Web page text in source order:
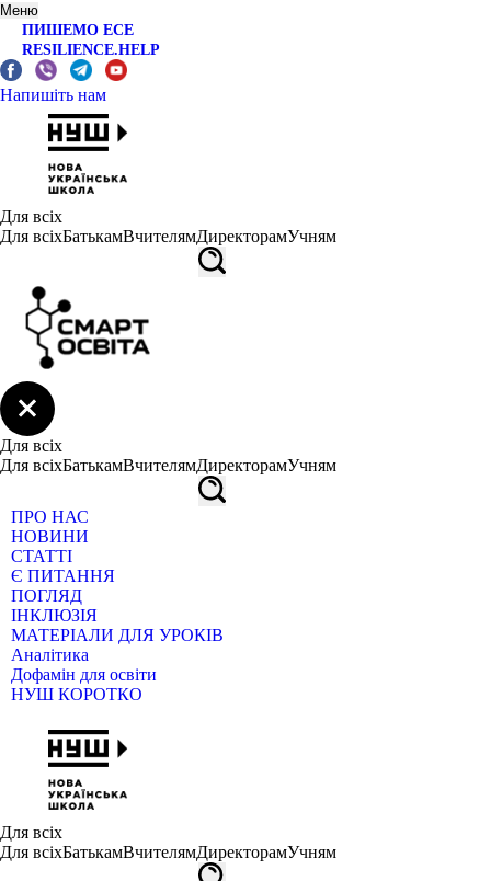
Меню
ПИШЕМО ЕСЕ
RESILIENCE.HELP
Напишіть нам
Для всіх
Для всіхБатькамВчителямДиректорамУчням
Для всіх
Для всіхБатькамВчителямДиректорамУчням
ПРО НАС
НОВИНИ
СТАТТІ
Є ПИТАННЯ
ПОГЛЯД
ІНКЛЮЗІЯ
МАТЕРІАЛИ ДЛЯ УРОКІВ
Аналітика
Дофамін для освіти
НУШ КОРОТКО
Для всіх
Для всіхБатькамВчителямДиректорамУчням